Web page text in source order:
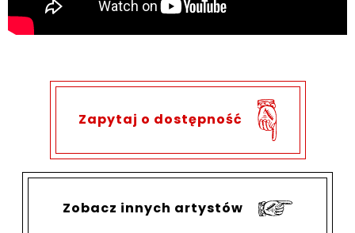
Zapytaj o dostępność
Zobacz innych artystów